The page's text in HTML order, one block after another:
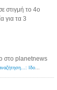
στιγμή το 4ο
για τα 3
στο planetnews
Λόγιος Ερμής | Η γνώση ξεκινάει με την αναζήτηση...: Ιδού οι 18 που χρωστούν 11 δις ευρώ!